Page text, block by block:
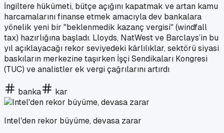
İngiltere hükümeti, bütçe açığını kapatmak ve artan kamu
harcamalarını finanse etmek amacıyla dev bankalara
yönelik yeni bir "beklenmedik kazanç vergisi" (windfall
tax) hazırlığına başladı. Lloyds, NatWest ve Barclays’in bu
yıl açıklayacağı rekor seviyedeki kârlılıklar, sektörü siyasi
baskıların merkezine taşırken İşçi Sendikaları Kongresi
(TUC) ve analistler ek vergi çağrılarını artırdı
banka kar
Intel'den rekor büyüme, devasa zarar